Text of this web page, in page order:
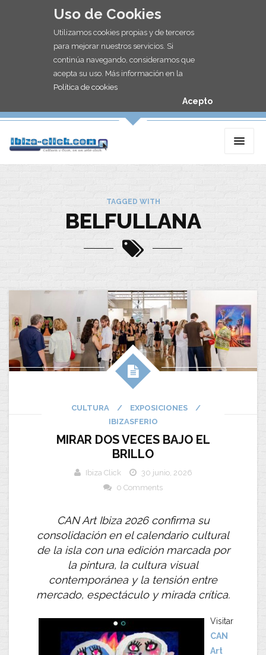
Uso de Cookies
Utilizamos cookies propias y de terceros
para mejorar nuestros servicios. Si
continúa navegando, consideramos que
acepta su uso. Más información en la
Política de cookies
Acepto
TAGGED WITH
BELFULLANA
CULTURA / EXPOSICIONES
/
IBIZASFERIO
MIRAR DOS VECES BAJO EL
BRILLO
Ibiza Click
30 junio, 2026
0 Comments
CAN Art Ibiza 2026 confirma su
consolidación en el calendario cultural
de la isla con una edición marcada por
la pintura, la cultura visual
contemporánea y la tensión entre
mercado, espectáculo y mirada crítica.
Visitar
CAN
Art